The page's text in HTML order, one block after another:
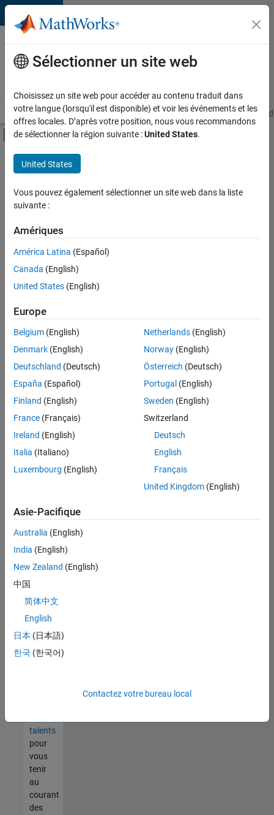
Passer au contenu
Votre
carrière
chez
Accueil Explorer nos opportunités Adresses de nos bureaux
Activer/désactiver l'affichage du menu
Contenu principal
FILTRER PAR
Support client
Ventes internes
Services marketing
Actuellement,
aucune
offre
d'emploi
correspondant
à vos
critères
de
recherche.
Vous
pouvez
élargir
votre
recherche
ou
afficher
l’ensemble
d'emploi.
malgré
tout
vous
trouvez
pas
d'offre
corresponde
à vos
talents
pour
vous
tenir
au
courant
des
Sélectionner un site web
Choisissez un site web pour accéder au contenu traduit dans
votre langue (lorsqu'il est disponible) et voir les événements et les
offres locales. D’après votre position, nous vous recommandons
de sélectionner la région suivante :United States.
United States
Vous pouvez également sélectionner un site web dans la liste
suivante :
Amériques
América Latina (Español)
Canada (English)
United States (English)
Europe
Belgium (English)
Denmark (English)
Deutschland (Deutsch)
España (Español)
Finland (English)
France (Français)
Ireland (English)
Italia (Italiano)
Luxembourg (English)
Netherlands(English)
Norway(English)
Österreich (Deutsch)
Portugal (English)
Sweden (English)
Switzerland
Deutsch
English
Français
United Kingdom(English)
Asie-Pacifique
Australia (English)
India (English)
New Zealand (English)
中国
简体中文
English
日本 (日本語)
한국 (한국어)
Contactez votre bureau local